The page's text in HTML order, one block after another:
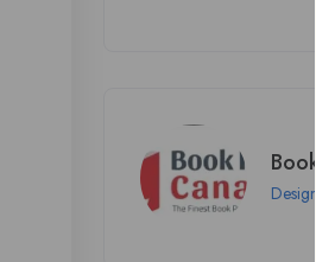
Design